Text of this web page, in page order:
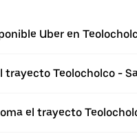
Uber en
trayecto Teolocholco -
el trayecto